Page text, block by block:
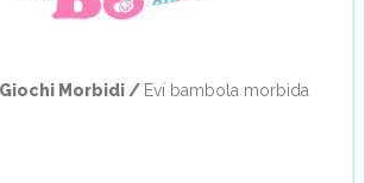
Giochi Morbidi / Evi bambola morbida